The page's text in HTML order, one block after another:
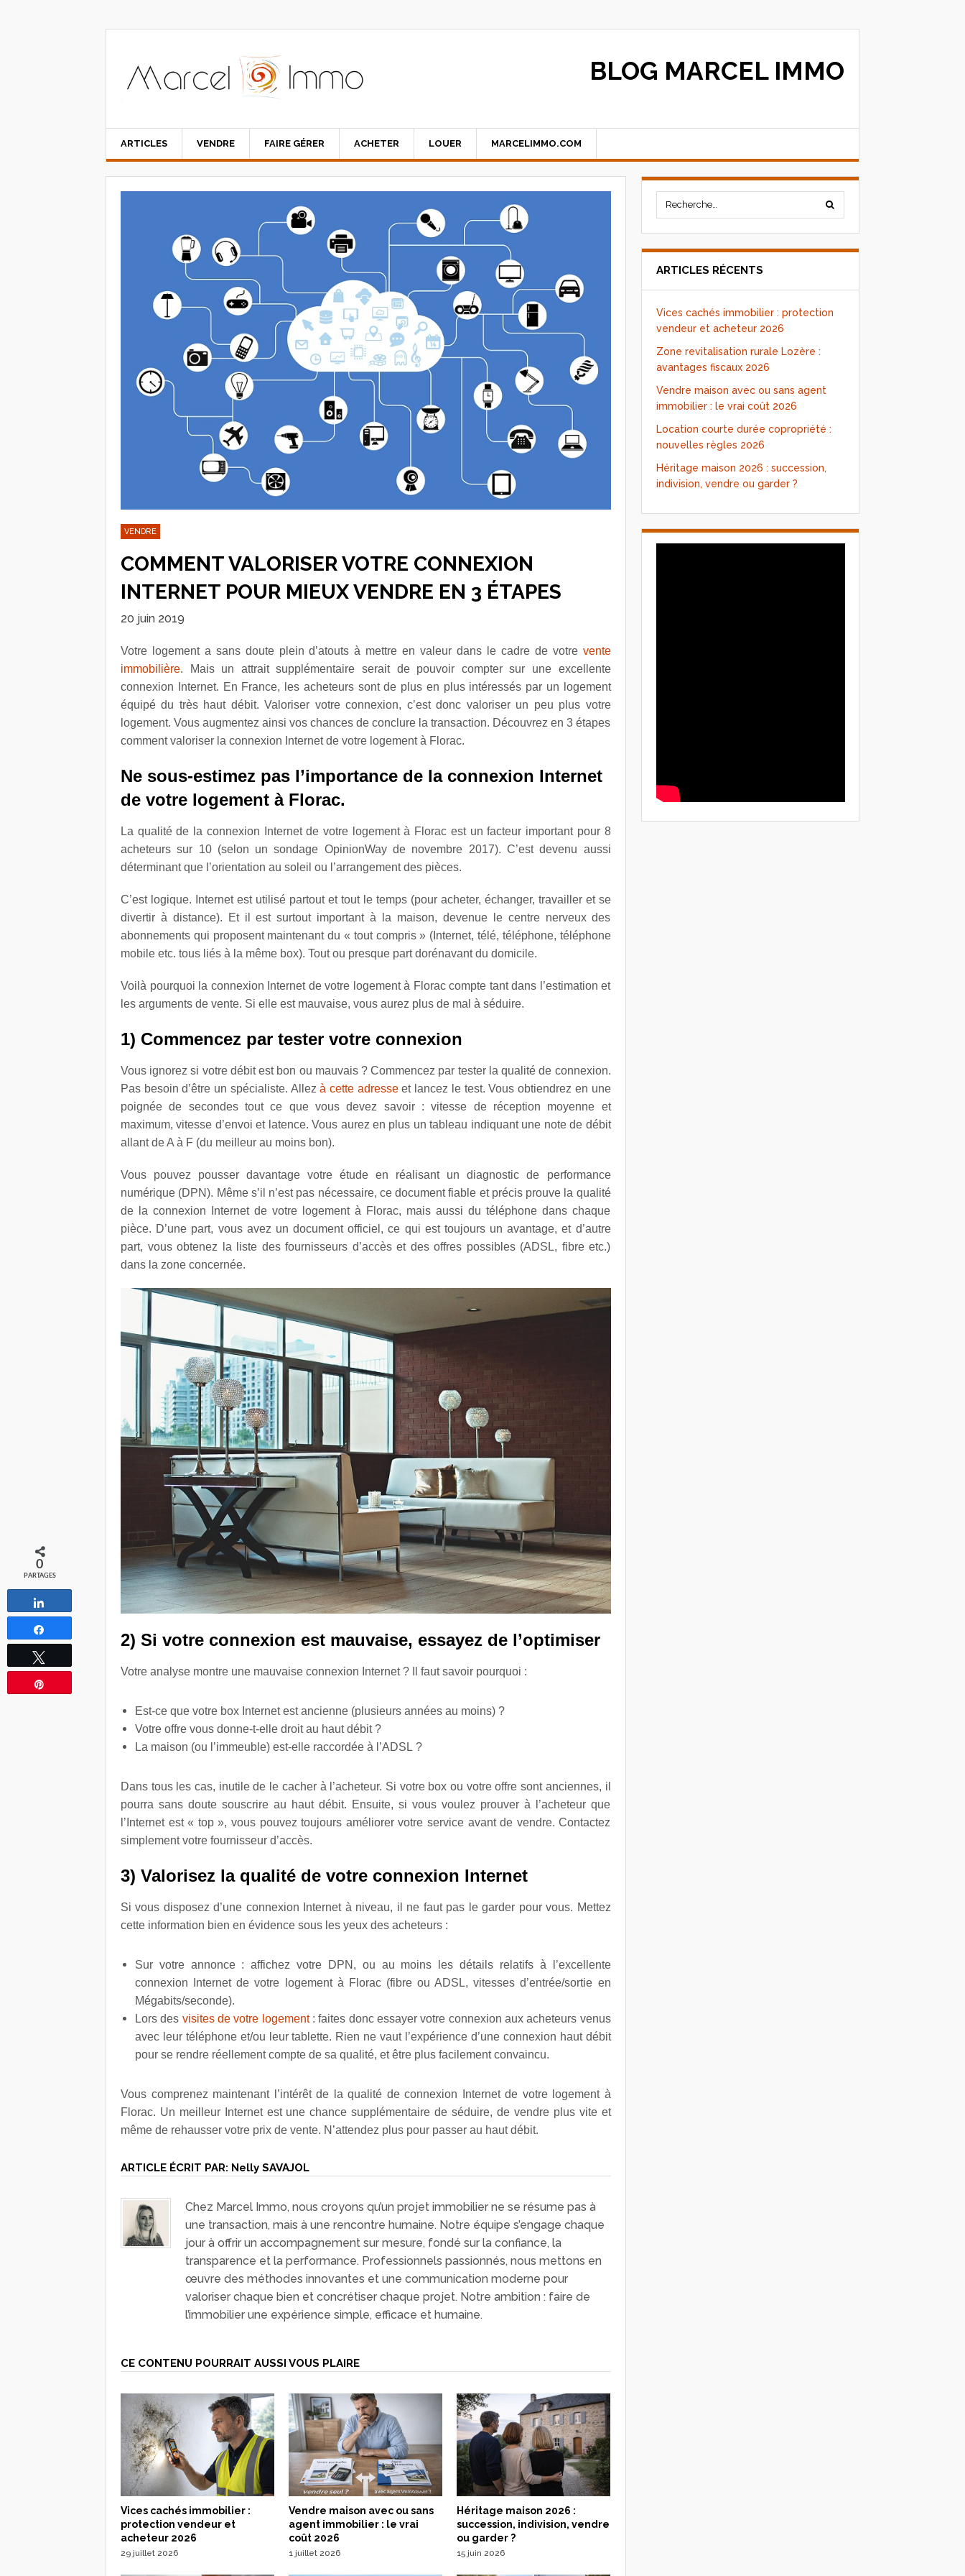
BLOG MARCEL IMMO
ARTICLES VENDRE FAIRE GÉRER ACHETER LOUER MARCELIMMO.COM
VENDRE
COMMENT VALORISER VOTRE CONNEXION
INTERNET POUR MIEUX VENDRE EN 3 ÉTAPES
20 juin 2019
Votre logement a sans doute plein d’atouts à mettre en valeur dans le cadre de votre vente
immobilière. Mais un attrait supplémentaire serait de pouvoir compter sur une excellente
connexion Internet. En France, les acheteurs sont de plus en plus intéressés par un logement
équipé du très haut débit. Valoriser votre connexion, c’est donc valoriser un peu plus votre
logement. Vous augmentez ainsi vos chances de conclure la transaction. Découvrez en 3 étapes
comment valoriser la connexion Internet de votre logement à Florac.
Ne sous-estimez pas l’importance de la connexion Internet
de votre logement à Florac.
La qualité de la connexion Internet de votre logement à Florac est un facteur important pour 8
acheteurs sur 10 (selon un sondage OpinionWay de novembre 2017). C’est devenu aussi
déterminant que l’orientation au soleil ou l’arrangement des pièces.
C’est logique. Internet est utilisé partout et tout le temps (pour acheter, échanger, travailler et se
divertir à distance). Et il est surtout important à la maison, devenue le centre nerveux des
abonnements qui proposent maintenant du « tout compris » (Internet, télé, téléphone, téléphone
mobile etc. tous liés à la même box). Tout ou presque part dorénavant du domicile.
Voilà pourquoi la connexion Internet de votre logement à Florac compte tant dans l’estimation et
les arguments de vente. Si elle est mauvaise, vous aurez plus de mal à séduire.
1) Commencez par tester votre connexion
Vous ignorez si votre débit est bon ou mauvais ? Commencez par tester la qualité de connexion.
Pas besoin d’être un spécialiste. Allezà cette adresseet lancez le test. Vous obtiendrez en une
poignée de secondes tout ce que vous devez savoir : vitesse de réception moyenne et
maximum, vitesse d’envoi et latence. Vous aurez en plus un tableau indiquant une note de débit
allant de A à F (du meilleur au moins bon).
Vous pouvez pousser davantage votre étude en réalisant un diagnostic de performance
numérique (DPN). Même s’il n’est pas nécessaire, ce document fiable et précis prouve la qualité
de la connexion Internet de votre logement à Florac, mais aussi du téléphone dans chaque
pièce. D’une part, vous avez un document officiel, ce qui est toujours un avantage, et d’autre
part, vous obtenez la liste des fournisseurs d’accès et des offres possibles (ADSL, fibre etc.)
dans la zone concernée.
2) Si votre connexion est mauvaise, essayez de l’optimiser
Votre analyse montre une mauvaise connexion Internet ? Il faut savoir pourquoi :
Est-ce que votre box Internet est ancienne (plusieurs années au moins) ?
Votre offre vous donne-t-elle droit au haut débit ?
La maison (ou l’immeuble) est-elle raccordée à l’ADSL ?
Dans tous les cas, inutile de le cacher à l’acheteur. Si votre box ou votre offre sont anciennes, il
pourra sans doute souscrire au haut débit. Ensuite, si vous voulez prouver à l’acheteur que
l’Internet est « top », vous pouvez toujours améliorer votre service avant de vendre. Contactez
simplement votre fournisseur d’accès.
3) Valorisez la qualité de votre connexion Internet
Si vous disposez d’une connexion Internet à niveau, il ne faut pas le garder pour vous. Mettez
cette information bien en évidence sous les yeux des acheteurs :
Sur votre annonce : affichez votre DPN, ou au moins les détails relatifs à l’excellente
connexion Internet de votre logement à Florac (fibre ou ADSL, vitesses d’entrée/sortie en
Mégabits/seconde).
Lors des visites de votre logement: faites donc essayer votre connexion aux acheteurs venus
avec leur téléphone et/ou leur tablette. Rien ne vaut l’expérience d’une connexion haut débit
pour se rendre réellement compte de sa qualité, et être plus facilement convaincu.
Vous comprenez maintenant l’intérêt de la qualité de connexion Internet de votre logement à
Florac. Un meilleur Internet est une chance supplémentaire de séduire, de vendre plus vite et
même de rehausser votre prix de vente. N’attendez plus pour passer au haut débit.
ARTICLE ÉCRIT PAR: Nelly SAVAJOL
Chez Marcel Immo, nous croyons qu’un projet immobilier ne se résume pas à
une transaction, mais à une rencontre humaine. Notre équipe s’engage chaque
jour à offrir un accompagnement sur mesure, fondé sur la confiance, la
transparence et la performance. Professionnels passionnés, nous mettons en
œuvre des méthodes innovantes et une communication moderne pour
valoriser chaque bien et concrétiser chaque projet. Notre ambition : faire de
l’immobilier une expérience simple, efficace et humaine.
CE CONTENU POURRAIT AUSSI VOUS PLAIRE
Vices cachés immobilier :
protection vendeur et
acheteur 2026
29 juillet 2026
Vendre maison avec ou sans
agent immobilier : le vrai
coût 2026
1 juillet 2026
Héritage maison 2026 :
succession, indivision, vendre
ou garder ?
15 juin 2026
ARTICLES RÉCENTS
Vices cachés immobilier : protection
vendeur et acheteur 2026
Zone revitalisation rurale Lozère :
avantages fiscaux 2026
Vendre maison avec ou sans agent
immobilier : le vrai coût 2026
Location courte durée copropriété :
nouvelles règles 2026
Héritage maison 2026 : succession,
indivision, vendre ou garder ?
0
PARTAGES